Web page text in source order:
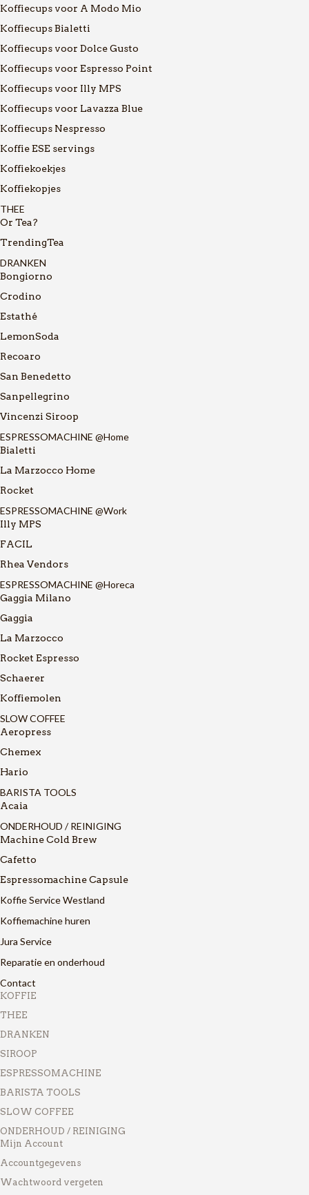
Koffiecups voor A Modo Mio
Koffiecups Bialetti
Koffiecups voor Dolce Gusto
Koffiecups voor Espresso Point
Koffiecups voor Illy MPS
Koffiecups voor Lavazza Blue
Koffiecups Nespresso
Koffie ESE servings
Koffiekoekjes
Koffiekopjes
THEE
Or Tea?
TrendingTea
DRANKEN
Bongiorno
Crodino
Estathé
LemonSoda
Recoaro
San Benedetto
Sanpellegrino
Vincenzi Siroop
ESPRESSOMACHINE @Home
Bialetti
La Marzocco Home
Rocket
ESPRESSOMACHINE @Work
Illy MPS
FACIL
Rhea Vendors
ESPRESSOMACHINE @Horeca
Gaggia Milano
Gaggia
La Marzocco
Rocket Espresso
Schaerer
Koffiemolen
SLOW COFFEE
Aeropress
Chemex
Hario
BARISTA TOOLS
Acaia
ONDERHOUD / REINIGING
Machine Cold Brew
Cafetto
Espressomachine Capsule
Koffie Service Westland
Koffiemachine huren
Jura Service
Reparatie en onderhoud
Contact
KOFFIE
THEE
DRANKEN
SIROOP
ESPRESSOMACHINE
BARISTA TOOLS
SLOW COFFEE
ONDERHOUD / REINIGING
Mijn Account
Accountgegevens
Wachtwoord vergeten